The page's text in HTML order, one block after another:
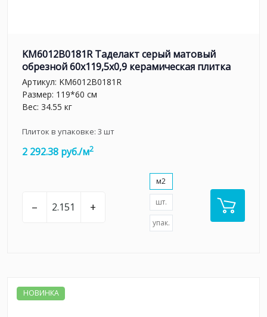
KM6012B0181R Таделакт серый матовый
обрезной 60x119,5x0,9 керамическая плитка
Артикул: KM6012B0181R
Размер: 119*60 см
Вес: 34.55 кг
Плиток в упаковке: 3 шт
2 292.38 руб./м2
– +
м2
шт.
упак.
НОВИНКА